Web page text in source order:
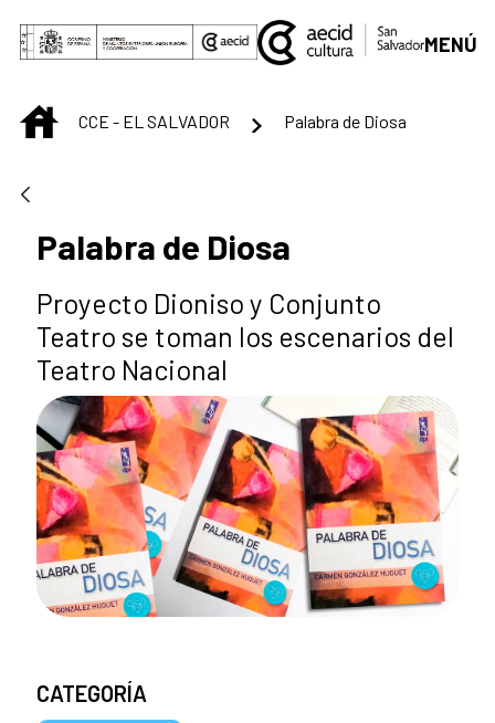
Saltar al contenido principal
MENÚ
INICIOCCE - EL SALVADOR Palabra de Diosa
Palabra de Diosa
Proyecto Dioniso y Conjunto
Teatro se toman los escenarios del
Teatro Nacional
CATEGORÍA